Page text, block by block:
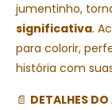
jumentinho,
significativa.
para colorir,
história com
📄 DETALHES